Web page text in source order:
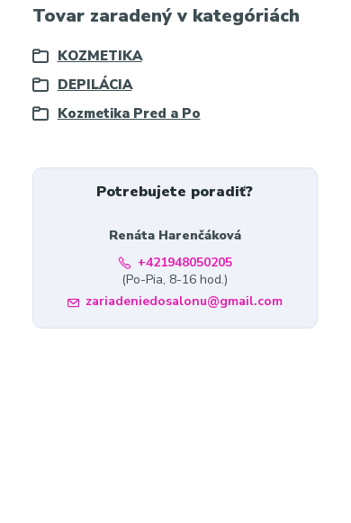
Tovar zaradený v kategóriách
KOZMETIKA
DEPILÁCIA
Kozmetika Pred a Po
Potrebujete poradiť?
Renáta Harenčáková
+421948050205
(Po-Pia, 8-16 hod.)
zariadeniedosalonu@gmail.com